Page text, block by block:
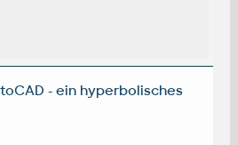
- ein hyperbolisches